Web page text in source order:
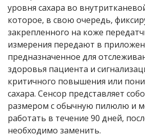
уровня сахара во
которое, в свою очередь,
закрепленного на коже
измерения передают в
предназначенное для
здоровья пациента и
критичного повышения или
сахара. Сенсор представляет
размером с обычную пилюлю и
работать в течение 90 дней,
необходимо заменить.